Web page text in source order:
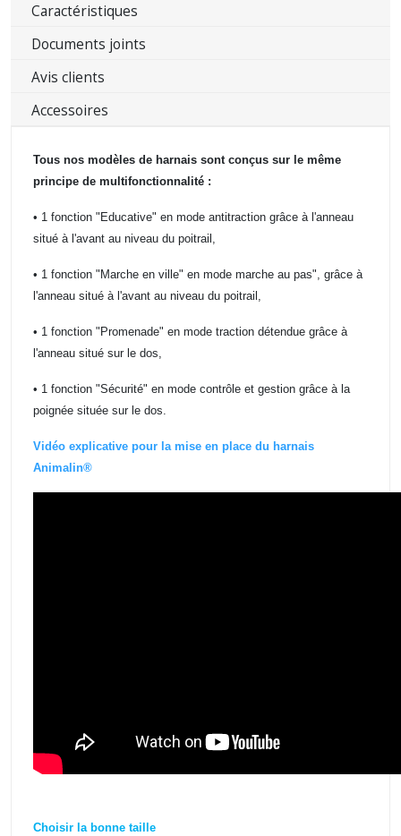
Caractéristiques
Documents joints
Avis clients
Accessoires
Tous nos modèles de harnais sont conçus sur le même
principe de multifonctionnalité :
• 1 fonction "Educative" en mode antitraction grâce à l'anneau
situé à l'avant au niveau du poitrail,
• 1 fonction "Marche en ville" en mode marche au pas", grâce à
l'anneau situé à l'avant au niveau du poitrail,
• 1 fonction "Promenade" en mode traction détendue grâce à
l'anneau situé sur le dos,
• 1 fonction "Sécurité" en mode contrôle et gestion grâce à la
poignée située sur le dos.
Vidéo explicative pour la mise en place du harnais
Animalin®
Choisir la bonne taille